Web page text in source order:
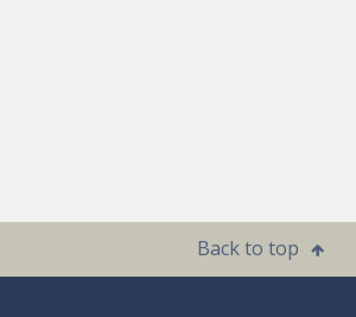
Back to top